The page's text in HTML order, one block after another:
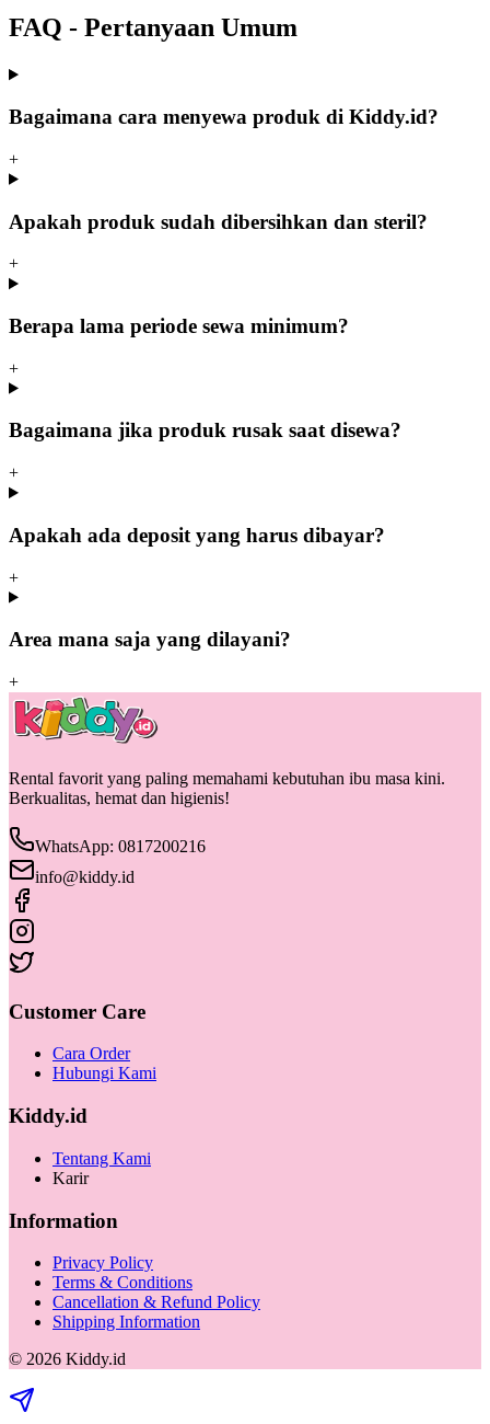
FAQ - Pertanyaan Umum
Bagaimana cara menyewa produk di Kiddy.id?
+
Apakah produk sudah dibersihkan dan steril?
+
Berapa lama periode sewa minimum?
+
Bagaimana jika produk rusak saat disewa?
+
Apakah ada deposit yang harus dibayar?
+
Area mana saja yang dilayani?
+
Rental favorit yang paling memahami kebutuhan ibu masa kini.
Berkualitas, hemat dan higienis!
WhatsApp: 0817200216
info@kiddy.id
Customer Care
Cara Order
Hubungi Kami
Kiddy.id
Tentang Kami
Karir
Information
Privacy Policy
Terms & Conditions
Cancellation & Refund Policy
Shipping Information
© 2026 Kiddy.id